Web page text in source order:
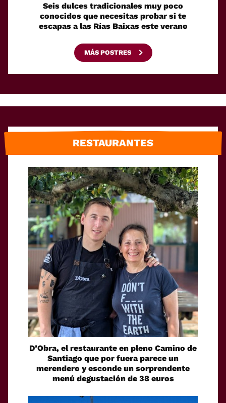
Seis dulces tradicionales muy poco
conocidos que necesitas probar si te
escapas a las Rías Baixas este verano
MÁS POSTRES
RESTAURANTES
D’Obra, el restaurante en pleno Camino de
Santiago que por fuera parece un
merendero y esconde un sorprendente
menú degustación de 38 euros